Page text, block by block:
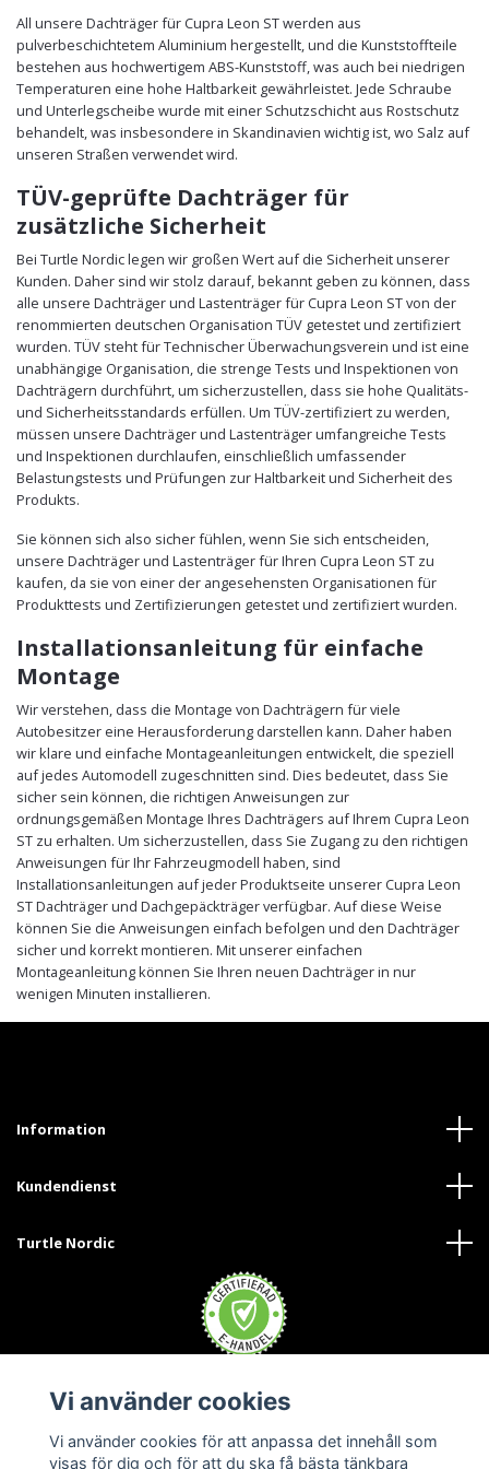
All unsere Dachträger für Cupra Leon ST werden aus
pulverbeschichtetem Aluminium hergestellt, und die Kunststoffteile
bestehen aus hochwertigem ABS-Kunststoff, was auch bei niedrigen
Temperaturen eine hohe Haltbarkeit gewährleistet. Jede Schraube
und Unterlegscheibe wurde mit einer Schutzschicht aus Rostschutz
behandelt, was insbesondere in Skandinavien wichtig ist, wo Salz auf
unseren Straßen verwendet wird.
TÜV-geprüfte Dachträger für
zusätzliche Sicherheit
Bei Turtle Nordic legen wir großen Wert auf die Sicherheit unserer
Kunden. Daher sind wir stolz darauf, bekannt geben zu können, dass
alle unsere Dachträger und Lastenträger für Cupra Leon ST von der
renommierten deutschen Organisation TÜV getestet und zertifiziert
wurden. TÜV steht für Technischer Überwachungsverein und ist eine
unabhängige Organisation, die strenge Tests und Inspektionen von
Dachträgern durchführt, um sicherzustellen, dass sie hohe Qualitäts-
und Sicherheitsstandards erfüllen. Um TÜV-zertifiziert zu werden,
müssen unsere Dachträger und Lastenträger umfangreiche Tests
und Inspektionen durchlaufen, einschließlich umfassender
Belastungstests und Prüfungen zur Haltbarkeit und Sicherheit des
Produkts.
Sie können sich also sicher fühlen, wenn Sie sich entscheiden,
unsere Dachträger und Lastenträger für Ihren Cupra Leon ST zu
kaufen, da sie von einer der angesehensten Organisationen für
Produkttests und Zertifizierungen getestet und zertifiziert wurden.
Installationsanleitung für einfache
Montage
Wir verstehen, dass die Montage von Dachträgern für viele
Autobesitzer eine Herausforderung darstellen kann. Daher haben
wir klare und einfache Montageanleitungen entwickelt, die speziell
auf jedes Automodell zugeschnitten sind. Dies bedeutet, dass Sie
sicher sein können, die richtigen Anweisungen zur
ordnungsgemäßen Montage Ihres Dachträgers auf Ihrem Cupra Leon
ST zu erhalten. Um sicherzustellen, dass Sie Zugang zu den richtigen
Anweisungen für Ihr Fahrzeugmodell haben, sind
Installationsanleitungen auf jeder Produktseite unserer Cupra Leon
ST Dachträger und Dachgepäckträger verfügbar. Auf diese Weise
können Sie die Anweisungen einfach befolgen und den Dachträger
sicher und korrekt montieren. Mit unserer einfachen
Montageanleitung können Sie Ihren neuen Dachträger in nur
wenigen Minuten installieren.
Information
Kundendienst
Turtle Nordic
Vi använder cookies
Vi använder cookies för att anpassa det innehåll som
visas för dig och för att du ska få bästa tänkbara